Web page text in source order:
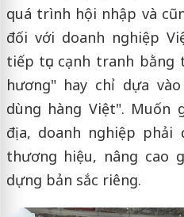
quá trình hội nhập và
đối với doanh nghiệp
tiếp tục cạnh tranh
hương" hay chỉ dựa
dùng hàng Việt".
địa, doanh nghiệp
thương hiệu, nâng cao
dựng bản sắc riêng.